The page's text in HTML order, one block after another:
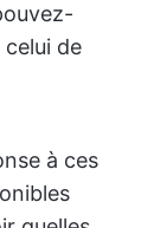
de
à ces